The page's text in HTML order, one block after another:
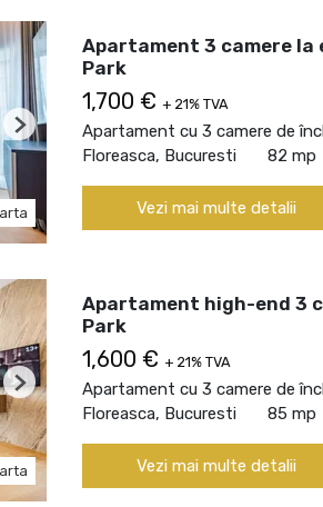
Next
Apartament 3 camere la
Park
1,700 € + 21% TVA
Apartament cu 3 camere de
Floreasca, Bucuresti
82 mp
Vezi mai multe detalii
Next
Apartament high-end 3
Park
1,600 € + 21% TVA
Apartament cu 3 camere de
Floreasca, Bucuresti
85 mp
Vezi mai multe detalii